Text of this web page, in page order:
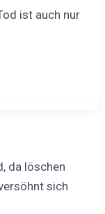
ist auch nur
da löschen
sich